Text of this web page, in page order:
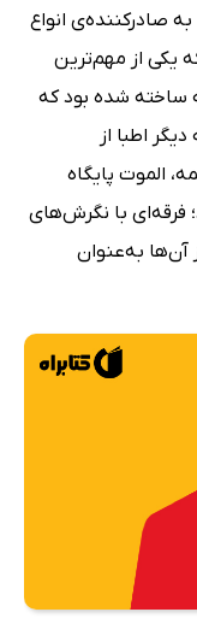
به صادرکننده‌ی انواع
یکی از مهم‌ترین
ساخته شده بود که
اطبا از
الموت پایگاه
با نگرش‌های
آن‌ها به‌عنوان